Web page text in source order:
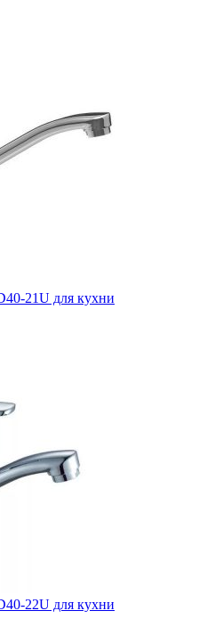
21U для кухни
22U для кухни